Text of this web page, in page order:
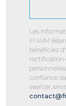
Les
FNAIM
bénéficiez
rectification
confiance
exercer,